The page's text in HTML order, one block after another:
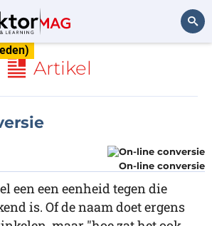
Artikel
On-line conversie
een een eenheid tegen die
is. Of de naam doet ergens